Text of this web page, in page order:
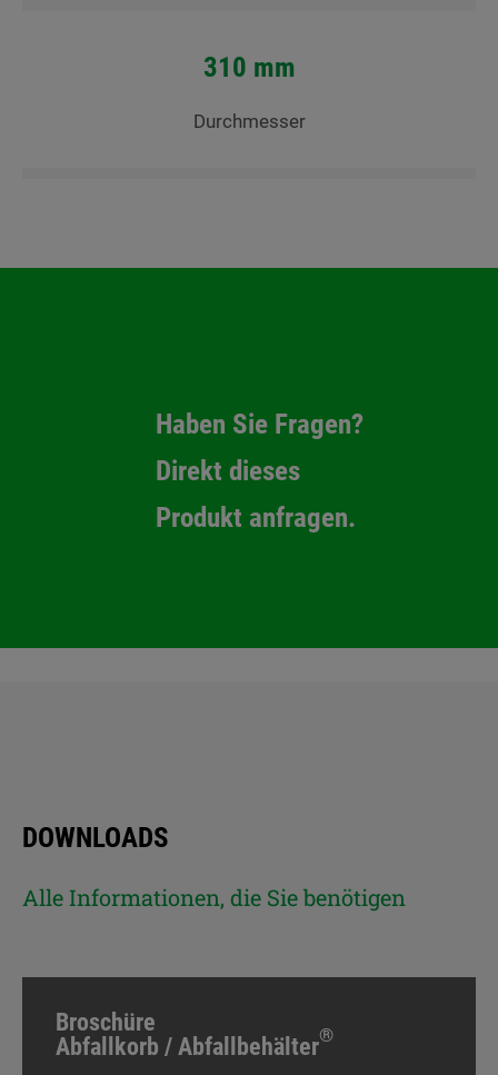
310 mm
Durchmesser
Haben Sie Fragen?
Direkt dieses
Produkt anfragen.
DOWNLOADS
Alle Informationen, die Sie benötigen
Broschüre
Abfallkorb / Abfallbehälter®